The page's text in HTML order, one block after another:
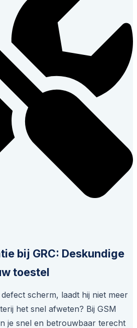
bij GRC: Deskundige
toestel
scherm, laadt hij niet meer
het snel afweten? Bij GSM
je snel en betrouwbaar terecht